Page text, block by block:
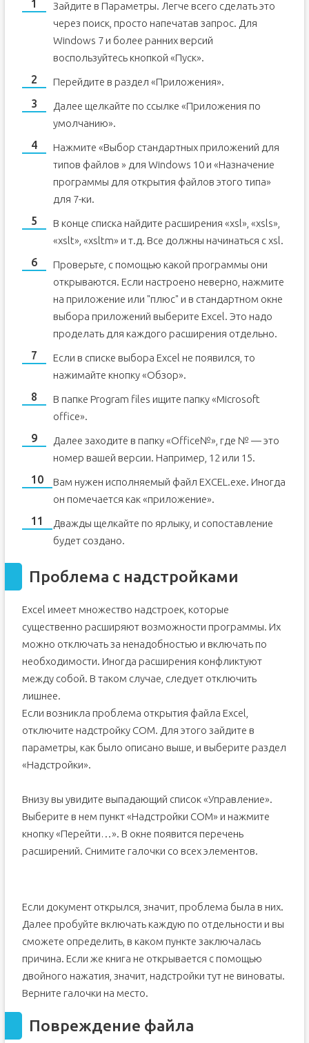
Зайдите в Параметры. Легче всего сделать это
через поиск, просто напечатав запрос. Для
Windows 7 и более ранних версий
воспользуйтесь кнопкой «Пуск».
Перейдите в раздел «Приложения».
Далее щелкайте по ссылке «Приложения по
умолчанию».
Нажмите «Выбор стандартных приложений для
типов файлов » для Windows 10 и «Назначение
программы для открытия файлов этого типа»
для 7-ки.
В конце списка найдите расширения «xsl», «xsls»,
«xslt», «xsltm» и т.д. Все должны начинаться с xsl.
Проверьте, с помощью какой программы они
открываются. Если настроено неверно, нажмите
на приложение или "плюс" и в стандартном окне
выбора приложений выберите Excel. Это надо
проделать для каждого расширения отдельно.
Если в списке выбора Excel не появился, то
нажимайте кнопку «Обзор».
В папке Program files ищите папку «Microsoft
office».
Далее заходите в папку «Office№», где № — это
номер вашей версии. Например, 12 или 15.
Вам нужен исполняемый файл EXCEL.exe. Иногда
он помечается как «приложение».
Дважды щелкайте по ярлыку, и сопоставление
будет создано.
Проблема с надстройками
Excel имеет множество надстроек, которые
существенно расширяют возможности программы. Их
можно отключать за ненадобностью и включать по
необходимости. Иногда расширения конфликтуют
между собой. В таком случае, следует отключить
лишнее.
Если возникла проблема открытия файла Excel,
отключите надстройку COM. Для этого зайдите в
параметры, как было описано выше, и выберите раздел
«Надстройки».
Внизу вы увидите выпадающий список «Управление».
Выберите в нем пункт «Надстройки COM» и нажмите
кнопку «Перейти…». В окне появится перечень
расширений. Снимите галочки со всех элементов.
Если документ открылся, значит, проблема была в них.
Далее пробуйте включать каждую по отдельности и вы
сможете определить, в каком пункте заключалась
причина. Если же книга не открывается с помощью
двойного нажатия, значит, надстройки тут не виноваты.
Верните галочки на место.
Повреждение файла